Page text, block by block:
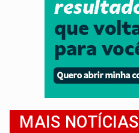
MAIS NOTÍCIAS